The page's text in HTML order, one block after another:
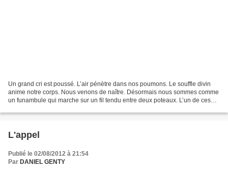
Un grand cri est poussé. L’air pénètre dans nos poumons. Le souffle divin
anime notre corps. Nous venons de naître. Désormais nous sommes comme
un funambule qui marche sur un fil tendu entre deux poteaux. L’un de ces
L'appel
Publié le 02/08/2012 à 21:54
Par DANIEL GENTY